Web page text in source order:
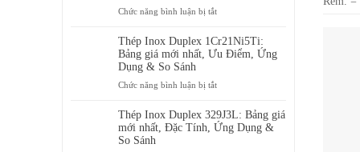
ở
Dụng
&
giá
nhất
Chức năng bình luận bị tắtở
Inox
Duplex
Dụng
&
Thép Inox Duplex 1Cr21Ni5Ti:
Bảng giá mới nhất, Ưu Điểm, Ứng
Dụng & So Sánh
Chức năng bình luận bị tắtở
Inox
Duplex
Thép Inox Duplex 329J3L: Bảng giá
mới nhất, Đặc Tính, Ứng Dụng &
So Sánh